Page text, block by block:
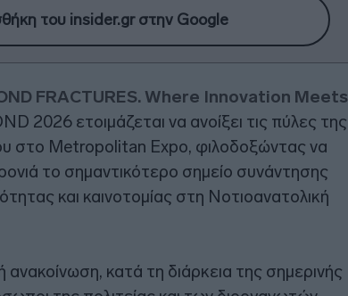
του insider.gr στην Google
FRACTURES. Where Innovation Meets
2026 ετοιμάζεται να ανοίξει τις πύλες της
στο Metropolitan Expo, φιλοδοξώντας να
το σημαντικότερο σημείο συνάντησης
και καινοτομίας στη Νοτιοανατολική
ανακοίνωση, κατά τη διάρκεια της σημερινής